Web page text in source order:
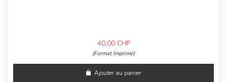
40,00 CHF
(Format Imprimé)
Ajouter au panier